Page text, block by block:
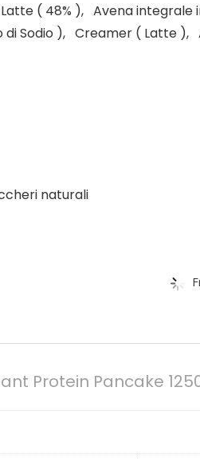
( 48% ), Avena
Sodio ), Creamer ( Latte ),
naturali
Protein Pancake